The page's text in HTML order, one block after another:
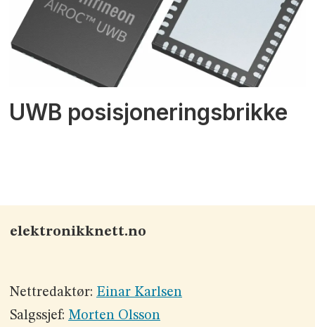
UWB posisjoneringsbrikke
elektronikknett.no
Nettredaktør: Einar Karlsen
Salgssjef: Morten Olsson